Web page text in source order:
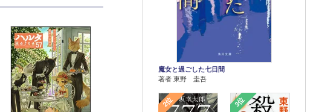
魔女と過ごした七日間
著者 東野 圭吾
2位 3位